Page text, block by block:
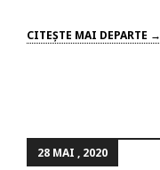
CITEŞTE MAI DEPARTE →
28 MAI , 2020